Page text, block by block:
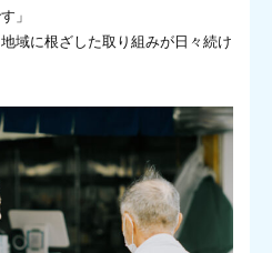
」
域に根ざした取り組みが日々続け